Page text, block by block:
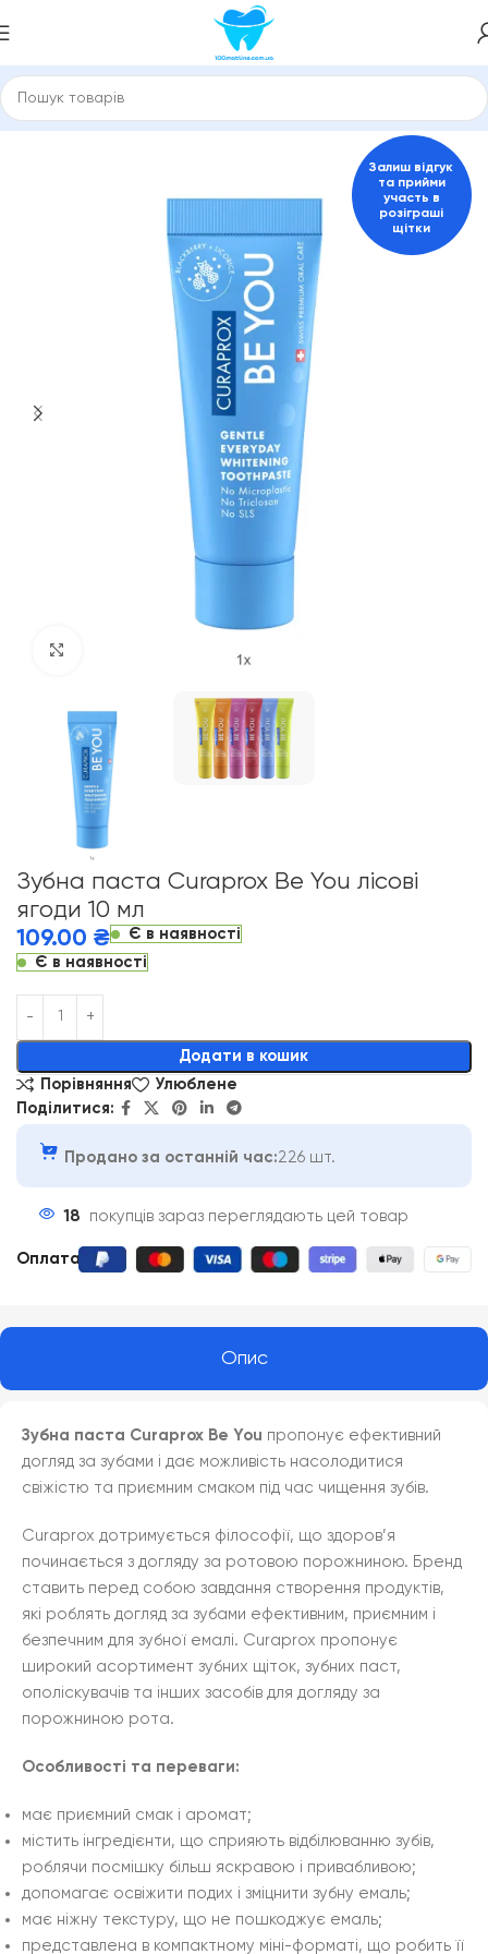
пасти та засоби для гігієни порожнини рота Curaprox
Залиш відгук
та прийми
участь в
розіграші
щітки
Зубна паста Curaprox Be You лісові
ягоди 10 мл
109.00 ₴
Є в наявності
Є в наявності
Додати в кошик
Alternative:
Порівняння
Улюблене
Поділитися:
Продано за останній час:226 шт.
18 покупців зараз переглядають цей товар
Оплата
Опис
Зубна паста Curaprox Be You пропонує ефективний
догляд за зубами і дає можливість насолодитися
свіжістю та приємним смаком під час чищення зубів.
Curaprox дотримується філософії, що здоров’я
починається з догляду за ротовою порожниною. Бренд
ставить перед собою завдання створення продуктів,
які роблять догляд за зубами ефективним, приємним і
безпечним для зубної емалі. Curaprox пропонує
широкий асортимент зубних щіток, зубних паст,
ополіскувачів та інших засобів для догляду за
порожниною рота.
Особливості та переваги:
має приємний смак і аромат;
містить інгредієнти, що сприяють відбілюванню зубів,
роблячи посмішку більш яскравою і привабливою;
допомагає освіжити подих і зміцнити зубну емаль;
має ніжну текстуру, що не пошкоджує емаль;
представлена в компактному міні-форматі, що робить її